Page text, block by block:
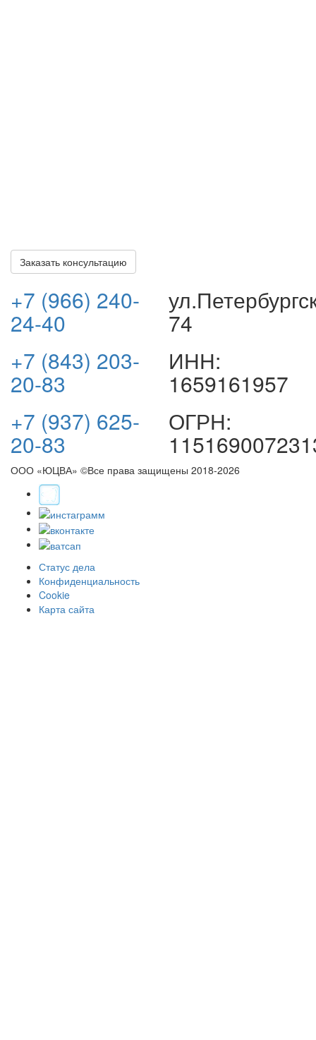
Заказать консультацию
+7 (966) 240-
24-40
+7 (843) 203-
20-83
+7 (937) 625-
20-83
74
ИНН:
1659161957
ОГРН:
ООО «ЮЦВА» ©Все права защищены 2018-2026
Статус дела
Конфиденциальность
Cookie
Карта сайта